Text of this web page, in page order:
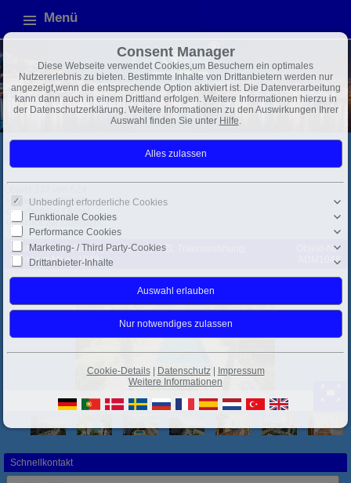
Menü
Nächstes Objekt
Vorheriges Objekt
Zurück zur Übersicht
Kestel: Türkei, Alanya, Kestel. Ihre 3 Zi. Traumwohnung,
direkt am Meer, 1048
Objekt-Nr.:
ADM1048
Ansicht 2
Schnellkontakt
Consent Manager
Diese Webseite verwendet Cookies,um Besuchern ein optimales
Nutzererlebnis zu bieten. Bestimmte Inhalte von Drittanbietern werden nur
angezeigt,wenn die entsprechende Option aktiviert ist. Die Datenverarbeitung
kann dann auch in einem Drittland erfolgen. Weitere Informationen hierzu in
der Datenschutzerklärung. Weitere Informationen zu den Auswirkungen Ihrer
Auswahl finden Sie unter Hilfe.
Unbedingt erforderliche Cookies
Funktionale Cookies
Performance Cookies
Marketing- / Third Party-Cookies
Drittanbieter-Inhalte
Cookie-Details| Datenschutz|
Impressum
Weitere Informationen